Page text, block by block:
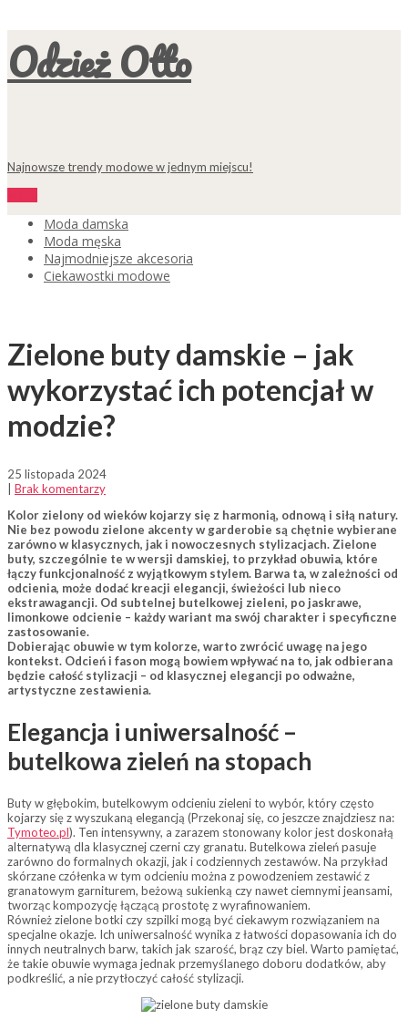
Odzież Otto
Najnowsze trendy modowe w jednym miejscu!
Moda damska
Moda męska
Najmodniejsze akcesoria
Ciekawostki modowe
Zielone buty damskie – jak
wykorzystać ich potencjał w
modzie?
25 listopada 2024
Brak komentarzy
Kolor zielony od wieków kojarzy się z harmonią, odnową i siłą natury.
Nie bez powodu zielone akcenty w garderobie są chętnie wybierane
zarówno w klasycznych, jak i nowoczesnych stylizacjach. Zielone
buty, szczególnie te w wersji damskiej, to przykład obuwia, które
łączy funkcjonalność z wyjątkowym stylem. Barwa ta, w zależności od
odcienia, może dodać kreacji elegancji, świeżości lub nieco
ekstrawagancji. Od subtelnej butelkowej zieleni, po jaskrawe,
limonkowe odcienie – każdy wariant ma swój charakter i specyficzne
zastosowanie.
Dobierając obuwie w tym kolorze, warto zwrócić uwagę na jego
kontekst. Odcień i fason mogą bowiem wpływać na to, jak odbierana
będzie całość stylizacji – od klasycznej elegancji po odważne,
artystyczne zestawienia.
Elegancja i uniwersalność –
butelkowa zieleń na stopach
Buty w głębokim, butelkowym odcieniu zieleni to wybór, który często
kojarzy się z wyszukaną elegancją (Przekonaj się, co jeszcze znajdziesz na:
Tymoteo.pl). Ten intensywny, a zarazem stonowany kolor jest doskonałą
alternatywą dla klasycznej czerni czy granatu. Butelkowa zieleń pasuje
zarówno do formalnych okazji, jak i codziennych zestawów. Na przykład
skórzane czółenka w tym odcieniu można z powodzeniem zestawić z
granatowym garniturem, beżową sukienką czy nawet ciemnymi jeansami,
tworząc kompozycję łączącą prostotę z wyrafinowaniem.
Również zielone botki czy szpilki mogą być ciekawym rozwiązaniem na
specjalne okazje. Ich uniwersalność wynika z łatwości dopasowania ich do
innych neutralnych barw, takich jak szarość, brąz czy biel. Warto pamiętać,
że takie obuwie wymaga jednak przemyślanego doboru dodatków, aby
podkreślić, a nie przytłoczyć całość stylizacji.